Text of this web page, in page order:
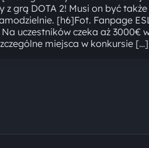
z grą DOTA 2! Musi on być także
[h6]Fot. Fanpage
uczestników czeka aż 3000€
miejsca w konkursie […]